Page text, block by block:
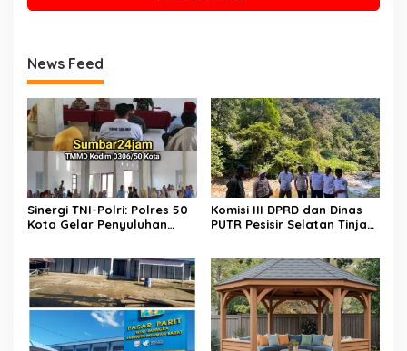
News Feed
Sinergi TNI-Polri: Polres 50
Kota Gelar Penyuluhan
Komisi III DPRD dan Dinas
PUTR Pesisir Selatan Tinjau